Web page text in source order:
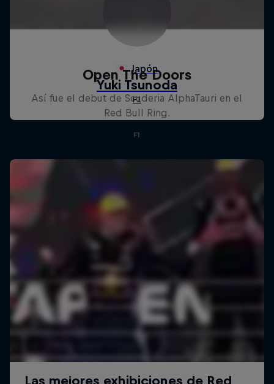
Open The Doors
Así fue el debut de Scuderia AlphaTauri en el
Red Bull Ring.
F1